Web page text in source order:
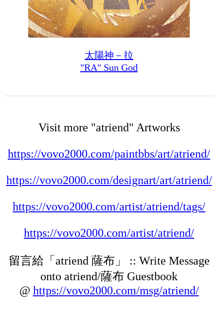
太陽神－拉
"RA" Sun God
Visit more "atriend" Artworks
https://vovo2000.com/paintbbs/art/atriend/
https://vovo2000.com/designart/art/atriend/
https://vovo2000.com/artist/atriend/tags/
https://vovo2000.com/artist/atriend/
留言給「atriend 薩布」 :: Write Message
onto atriend/薩布 Guestbook
@ https://vovo2000.com/msg/atriend/